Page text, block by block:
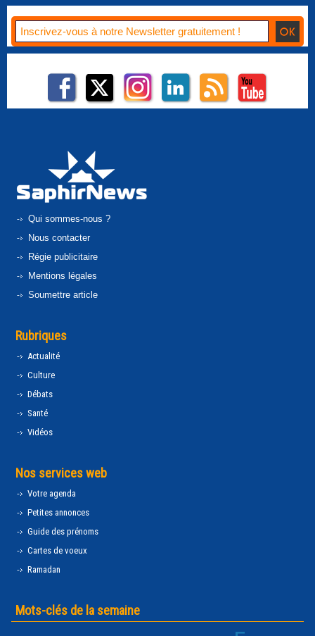
Qui sommes-nous ?
Nous contacter
Régie publicitaire
Mentions légales
Soumettre article
Rubriques
Actualité
Culture
Débats
Santé
Vidéos
Nos services web
Votre agenda
Petites annonces
Guide des prénoms
Cartes de voeux
Ramadan
Mots-clés de la semaine